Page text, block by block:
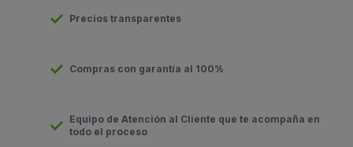
Precios transparentes
Compras con garantía al 100%
Equipo de Atención al Cliente que te acompaña en
todo el proceso